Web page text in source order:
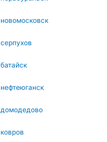
новомосковск
серпухов
батайск
нефтеюганск
домодедово
ковров